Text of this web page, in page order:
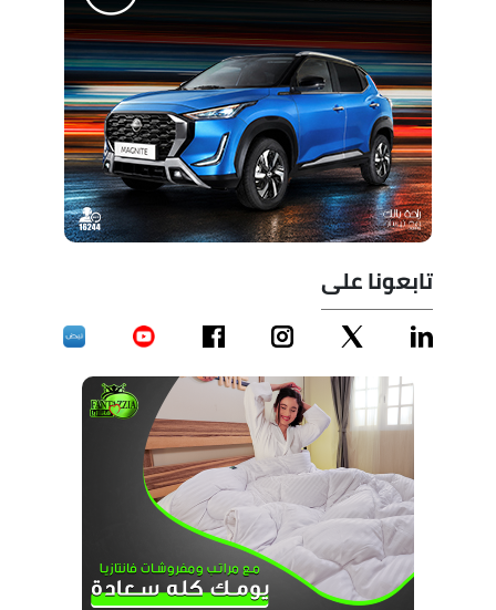
تابعونا على